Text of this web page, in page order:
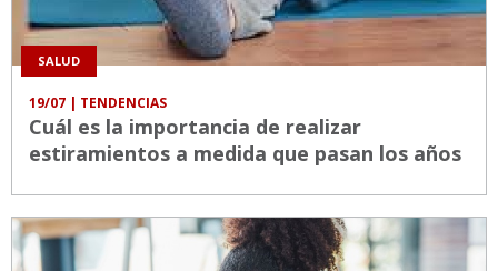
SALUD
19/07 | TENDENCIAS
Cuál es la importancia de realizar
estiramientos a medida que pasan los años